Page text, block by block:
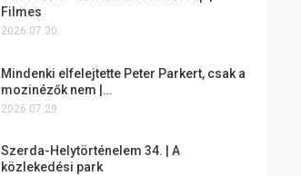
Filmes
2026.07.30.
Mindenki elfelejtette Peter Parkert, csak a
mozinézők nem |…
2026.07.29.
Szerda-Helytörténelem 34. | A
közlekedési park